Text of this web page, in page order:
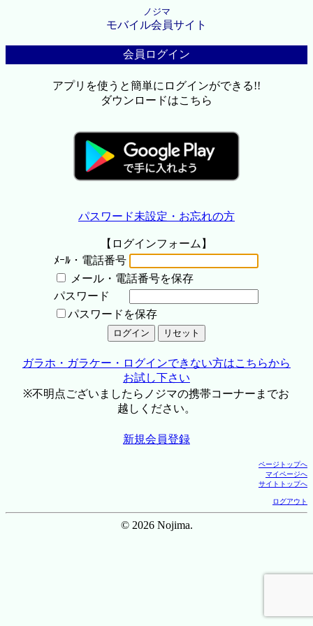
ノジマ
モバイル会員サイト
会員ログイン
アプリを使うと簡単にログインができる!!
ダウンロードはこちら
パスワード未設定・お忘れの方
【ログインフォーム】
ﾒｰﾙ・電話番号
メール・電話番号を保存
パスワード
パスワードを保存
ガラホ・ガラケー・ログインできない方はこちらから
お試し下さい
※不明点ございましたらノジマの携帯コーナーまでお
越しください。
新規会員登録
ページトップへ
マイページへ
サイトトップへ
ログアウト
© 2026 Nojima.